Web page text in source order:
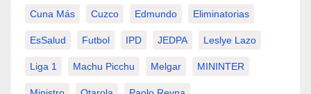
Cuna Más Cuzco Edmundo Eliminatorias
EsSalud Futbol IPD JEDPA Leslye Lazo
Liga 1 Machu Picchu Melgar MININTER